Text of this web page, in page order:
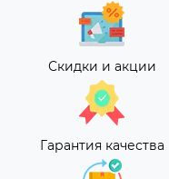
Скидки и акции
Гарантия качества